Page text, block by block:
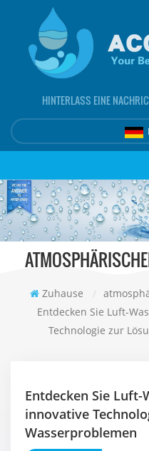
HINTERLASS EINE
Zuhause /
Entdecken Sie Luft-
Technologie zur
Entdecken Sie Luft-
innovative
Wasserproblemen